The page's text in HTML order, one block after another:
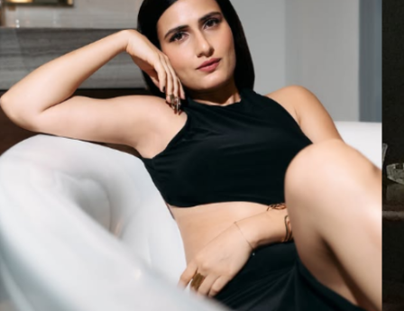
चोपड़ा
हुई
Casting
Couch
की
शिकार